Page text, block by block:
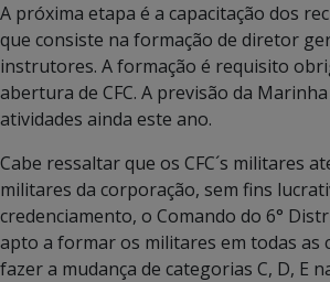
A próxima etapa é a capacitação dos
que consiste na formação de diretor
instrutores. A formação é requisito
abertura de CFC. A previsão da
atividades ainda este ano.
Cabe ressaltar que os CFC´s militares
militares da corporação, sem fins
credenciamento, o Comando do 6°
apto a formar os militares em todas as
fazer a mudança de categorias C, D, E